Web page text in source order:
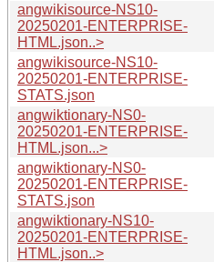
angwikisource-NS10-
20250201-ENTERPRISE-
HTML.json..>
angwikisource-NS10-
20250201-ENTERPRISE-
STATS.json
angwiktionary-NS0-
20250201-ENTERPRISE-
HTML.json...>
angwiktionary-NS0-
20250201-ENTERPRISE-
STATS.json
angwiktionary-NS10-
20250201-ENTERPRISE-
HTML.json..>